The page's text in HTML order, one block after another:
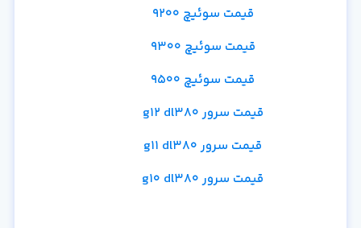
قیمت سوئیچ 9200
قیمت سوئیچ 9300
قیمت سوئیچ 9500
قیمت سرور g12 dl380
قیمت سرور g11 dl380
قیمت سرور g10 dl380